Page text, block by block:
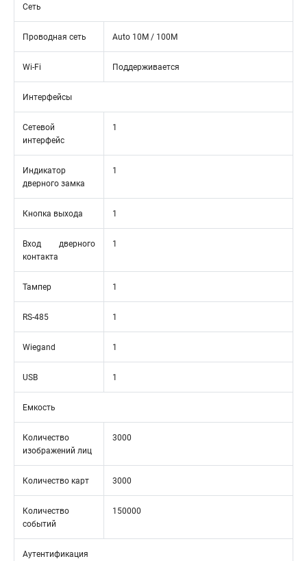
Сеть
Проводная сеть Auto 10M / 100M
Wi-Fi Поддерживается
Интерфейсы
Сетевой
интерфейс
1
Индикатор
дверного замка
1
Кнопка выхода 1
Вход дверного
контакта
1
Тампер 1
RS-485 1
Wiegand 1
USB 1
Емкость
Количество
изображений лиц
3000
Количество карт 3000
Количество
событий
150000
Аутентификация